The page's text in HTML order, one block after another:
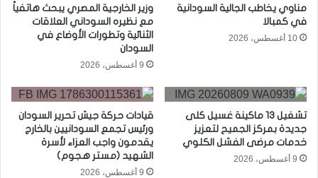
مناوي يخاطب الجالية السودانية
في كمبالا
10 أغسطس، 2026
وزير الخارجية المصري يبحث هاتفياً
مع نظيره السوداني العلاقات
الثنائية وتطورات الأوضاع في
السودان
9 أغسطس، 2026
تشغيل 13 ماكينة غسيل كلى
جديدة بمركز الجميح لتعزيز
خدمات مرضى الفشل الكلوي
9 أغسطس، 2026
قيادات حركة جيش تحرير السودان
ورئيس تجمع السودانيين بالخارج
يقدمون واجب العزاء لأسرة
الشهيد (مستر هجوم)
9 أغسطس، 2026